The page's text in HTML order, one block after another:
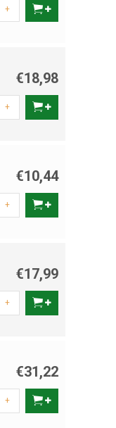
+
€18,98
+
€10,44
+
€17,99
+
€31,22
+